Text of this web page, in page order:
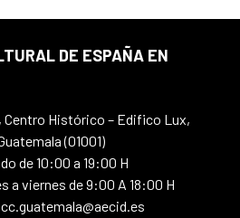
DE ESPAÑA EN
Centro Histórico – Edifico Lux,
(01001)
de 10:00 a 19:00 H
a viernes de 9:00 A 18:00 H